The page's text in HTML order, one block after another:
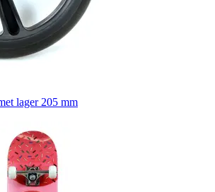
lager 205 mm